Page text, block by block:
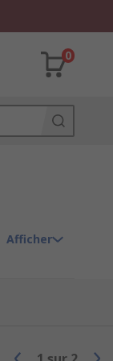
0
Afficher